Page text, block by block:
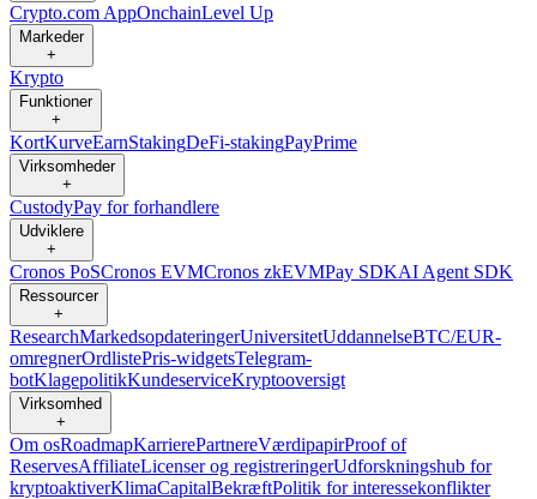
Crypto.com AppOnchainLevel Up
Markeder
+
Krypto
Funktioner
+
KortKurveEarnStakingDeFi-stakingPayPrime
Virksomheder
+
CustodyPay for forhandlere
Udviklere
+
Cronos PoSCronos EVMCronos zkEVMPay SDKAI Agent SDK
Ressourcer
+
ResearchMarkedsopdateringerUniversitetUddannelseBTC/EUR-
omregnerOrdlistePris-widgetsTelegram-
botKlagepolitikKundeserviceKryptooversigt
Virksomhed
+
Om osRoadmapKarrierePartnereVærdipapirProof of
ReservesAffiliateLicenser og registreringerUdforskningshub for
kryptoaktiverKlimaCapitalBekræftPolitik for interessekonflikter